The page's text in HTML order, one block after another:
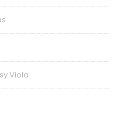
Viola